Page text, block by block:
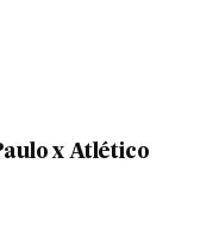
x Atlético